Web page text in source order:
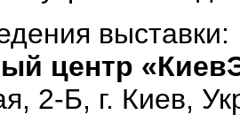
выставки:
центр
2-Б, г. Киев,